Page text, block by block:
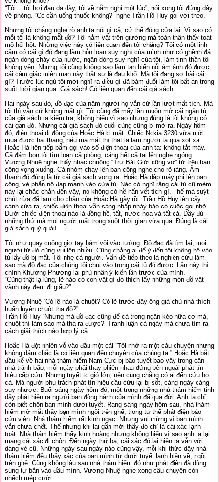
“Tôi… tôi hơi đau dạ dày, tôi về nằm nghỉ một lúc”, nói xong tôi đứng dậy
về phòng. “Có cần uống thuốc không?” nghe Trần Hồ Huy gọi với theo.
Nhưng tôi chẳng nghe rõ anh ta nói gì cả, cứ thế đóng cửa lại. Vì sao có
mỗi tôi là không mất đồ? Tôi nằm vật trên giường mà toàn thân thấy toát
mồ hôi hột. Những việc này có liên quan đến tôi chăng? Tôi có một linh
cảm có cái gì đó đang làm hỗn loạn suy nghĩ của mình như có ghềnh đá
ngăn dòng chảy của nước, ngăn dòng suy nghĩ của tôi, làm tinh thần tôi
không yên. Nhưng tôi cũng không sao làm tan biến nỗi ám ảnh đó được,
cái cảm giác miên man này thật sự là đau khổ. Mà tôi đang sợ hãi cái
gì? Trước lúc ngủ tôi mới nghĩ ra điều gì đã bám đuổi làm tôi bất an trong
suốt thời gian qua. Giá sách! Có liên quan đến cái giá sách.
Hai ngày sau đó, đồ đạc của năm người họ vẫn cứ lần lượt mất tích. Mà
tôi thì vẫn cứ không mất gì. Tôi cũng đã mấy lần muốn mở cái ngăn tủ
của giá sách ra kiểm tra, không hiểu vì sao nhưng đúng là tôi không có
cái gan đó. Nhưng cái giá sách đó cuối cùng cũng bị mở ra. Ngày hôm
đó, điện thoại di động của Hoắc Hà bị mất. Chiếc Nokia 3230 vừa mới
mua được hai tháng, nếu mà mất thì thật là làm người ta quá xót xa.
Hoắc Hà liên tiếp bấm gọi vào số điện thoại của anh ta: không tắt máy.
Cả đám bọn tôi tìm loạn cả phòng, căng hết cả tai lên nghe ngóng.
Vương Nhuệ nghe thấy nhạc chuông “Trư Bát Giới cõng vợ” từ trên ban
công vọng xuống. Cả nhóm chạy lên ban công nghe cho rõ ràng. Âm
thanh đó đúng là từ cái giá sách vọng ra. Hoắc Hà dập máy phi lên ban
công, vẻ phẫn nộ đạp mạnh vào cửa tủ. Nào có nghĩ rằng cái tủ cũ mèm
này lại chắc chắn đến vậy, nó không có hề hấn vết tích gì. Thế mà suýt
chút nữa đã làm cho chân của Hoắc Hà gãy rồi. Trần Hồ Huy lên cậy
cánh cửa ra, chiếc điện thoại vẫn sáng nhấp nháy báo có cuộc gọi nhỡ.
Dưới chiếc điện thoại nào là đồng hồ, tất, nước hoa và tất cả. Đầy đủ
những thứ mà mọi người mất trong suốt thời gian vừa qua. Đúng là cái
giá sách quỷ quái!
Tôi như quay cuồng giơ tay bám vội vào tường. Đồ đạc đã tìm lại, mọi
người từ đó cũng vui lên nhiều. Cũng chẳng ai để ý đến tôi không hề vào
tủ lấy đồ bị mất. Tôi nhẹ cả người. Vấn đề tiếp theo là nghiên cứu làm
sao mà đồ đạc của chúng tôi chui vào trong cái tủ đó được. Lần này thì
chính Khương Phượng lại phủ nhận ý kiến lần trước của mình.
“Cũng thật lạ lùng, lẽ nào có con vật gì đó thích lấy những món đồ vặt
vãnh này đem đi giấu?”
Vương Nhuệ “Có lẽ nào là chuột? Có lẽ trước đây ông già chủ nhà thích
huấn luyện chuột tha đồ?”
Trần Hồ Huy “Nhưng mà đồ đạc cũng để cả trong ngăn kéo nữa cơ mà,
chuột thì làm sao mà tha ra được?” Tranh luận cả ngày mà chưa tìm ra
cách giải thích nào hợp lý cả.
Hoắc Hà đột nhiên vỗ vào đầu một cái “Tôi nhớ ra một câu chuyện nhưng
không dám chắc là có liên quan đến chuyện của chúng ta.” Hoắc Hà bắt
đầu kể về hai nhà thám hiểm Nam Cực bị bão tuyết bao vây trong căn
nhà tránh bão, mỗi ngày phải thay phiên nhau đứng bên ngoài phát tín
hiệu cấp cứu. Nhưng tuyết to gió lớn, nên cũng chẳng có ai đến cứu họ
cả. Mà người phụ trách phát tín hiệu cầu cứu lại bị sốt, càng ngày càng
suy nhược. Buổi sáng ngày hôm đó, một trong những nhà thám hiểm tỉnh
dậy phát hiện ra người bạn đồng hành của mình đã qua đời. Anh ta chỉ
còn biết chôn bạn mình dưới tuyết. Rạng sáng ngày hôm sau, nhà thám
hiểm mở mắt thấy bạn mình ngồi trên ghế, trong tư thế phát điện báo
cứu viện. Nhà thám hiểm rất kinh ngạc. Nhưng vui mừng vì bạn mình
vẫn chưa chết. Thế nhưng khi lại gần mới thấy đó chỉ là cái xác lạnh
toát. Nhà thám hiểm thấy kinh hoàng nhưng không hiểu vì sao anh ta lại
mang cái xác đi chôn. Đến ngày thứ ba, cái xác đó lại hiện ra vẫn với
dáng vẻ cũ. Những ngày sau ngày nào cũng vậy, mỗi khi thức dậy nhà
thám hiểm đều thấy xác của bạn mình từ dưới tuyết lạnh hiện về, ngồi
trên ghế. Cũng không lâu sau nhà thám hiểm đó như phát điên đã dùng
súng tự bắn vào đầu mình. Vương Nhuệ nghe xong câu chuyện còn
nhếch mép cười.